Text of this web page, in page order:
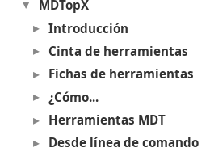
MDTopX
Introducción
Cinta de herramientas
Fichas de herramientas
¿Cómo...
Herramientas MDT
Desde línea de comando